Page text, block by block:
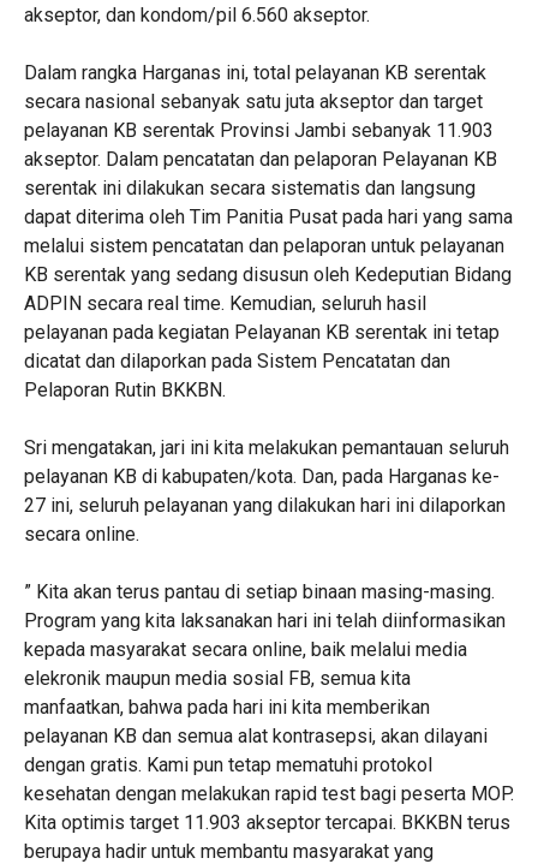
akseptor, dan kondom/pil 6.560 akseptor.
Dalam rangka Harganas ini, total pelayanan KB serentak
secara nasional sebanyak satu juta akseptor dan target
pelayanan KB serentak Provinsi Jambi sebanyak 11.903
akseptor. Dalam pencatatan dan pelaporan Pelayanan KB
serentak ini dilakukan secara sistematis dan langsung
dapat diterima oleh Tim Panitia Pusat pada hari yang sama
melalui sistem pencatatan dan pelaporan untuk pelayanan
KB serentak yang sedang disusun oleh Kedeputian Bidang
ADPIN secara real time. Kemudian, seluruh hasil
pelayanan pada kegiatan Pelayanan KB serentak ini tetap
dicatat dan dilaporkan pada Sistem Pencatatan dan
Pelaporan Rutin BKKBN.
Sri mengatakan, jari ini kita melakukan pemantauan seluruh
pelayanan KB di kabupaten/kota. Dan, pada Harganas ke-
27 ini, seluruh pelayanan yang dilakukan hari ini dilaporkan
secara online.
” Kita akan terus pantau di setiap binaan masing-masing.
Program yang kita laksanakan hari ini telah diinformasikan
kepada masyarakat secara online, baik melalui media
elekronik maupun media sosial FB, semua kita
manfaatkan, bahwa pada hari ini kita memberikan
pelayanan KB dan semua alat kontrasepsi, akan dilayani
dengan gratis. Kami pun tetap mematuhi protokol
kesehatan dengan melakukan rapid test bagi peserta MOP.
Kita optimis target 11.903 akseptor tercapai. BKKBN terus
berupaya hadir untuk membantu masyarakat yang